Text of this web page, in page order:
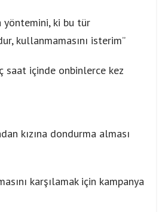
yöntemini, ki bu tür
kullanmamasını isterim”
saat içinde onbinlerce kez
kızına dondurma alması
karşılamak için kampanya